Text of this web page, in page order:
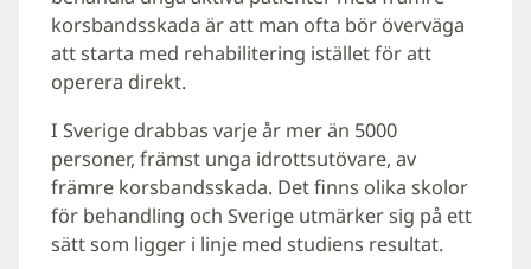
korsbandsskada är att man ofta bör överväga
att starta med rehabilitering istället för att
operera direkt.
I Sverige drabbas varje år mer än 5000
personer, främst unga idrottsutövare, av
främre korsbandsskada. Det finns olika skolor
för behandling och Sverige utmärker sig på ett
sätt som ligger i linje med studiens resultat.